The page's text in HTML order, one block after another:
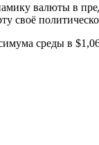
валюты в
своё
среды в